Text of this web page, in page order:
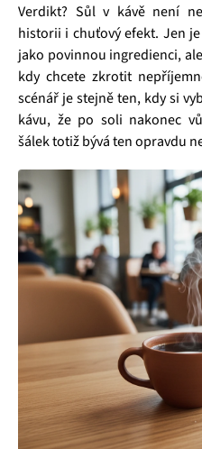
Verdikt? Sůl v kávě není
historii i chuťový efekt. Jen
jako povinnou ingredienci,
kdy chcete zkrotit
scénář je stejně ten, kdy si
kávu, že po soli nakonec
šálek totiž bývá ten opravdu